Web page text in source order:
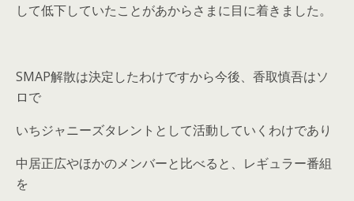
して低下していたことがあからさまに目に着きました。
SMAP解散は決定したわけですから今後、香取慎吾はソ
ロで
いちジャニーズタレントとして活動していくわけであり
中居正広やほかのメンバーと比べると、レギュラー番組
を